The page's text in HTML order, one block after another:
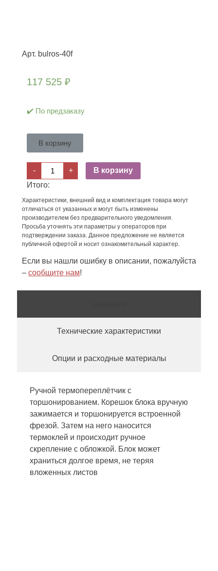
Арт. bulros-40f
117 525 ₽
✔️ По предзаказу
В корзину
- +
В корзину
Итого:
Характеристики, внешний вид и комплектация товара могут
отличаться от указанных и могут быть изменены
производителем без предварительного уведомления.
Просьба уточнять эти параметры у операторов при
подтверждении заказа. Данное предложение не является
публичной офертой и носит ознакомительный характер.
Если вы нашли ошибку в описании, пожалуйста
– сообщите нам!
Технические характеристики
Опции и расходные материалы
Ручной термопереплётчик с
торшонированием. Корешок блока вручную
зажимается и торшонируется встроенной
фрезой. Затем на него наносится
термоклей и происходит ручное
скрепление с обложкой. Блок может
храниться долгое время, не теряя
вложенных листов